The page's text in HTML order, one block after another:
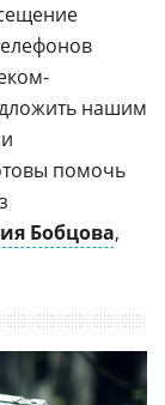
нашим
помочь
Бобцова,